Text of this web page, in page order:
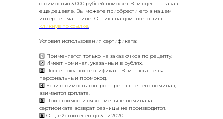
стоимостью 3 000 рублей поможет Вам сделать заказ
еще дешевле. Вы можете приобрести его в нашем
интернет-магазине "Оптика на дом" всего лишь
кликнув по ссылке.
Условия использования сертификата:
1️⃣ Применяется только на заказ очков по рецепту.
2️⃣ Имеет номинал, указанный в рублях.
3️⃣ После покупки сертификата Вам высылается
персональный промокод.
4️⃣ Если стоимость товаров превышает его номинал,
взимается доплата.
5️⃣ При стоимости очков меньше номинала
сертификата возврат разницы не производится.
6️⃣ Он действителен до 31.12.2020